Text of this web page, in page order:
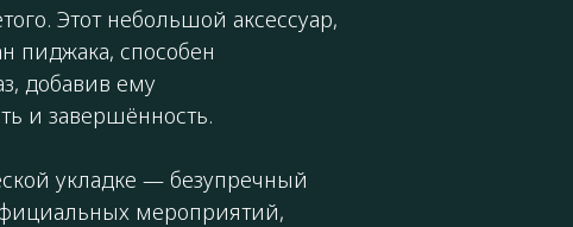
Этот небольшой аксессуар,
пиджака, способен
добавив ему
и завершённость.
укладке — безупречный
мероприятий,